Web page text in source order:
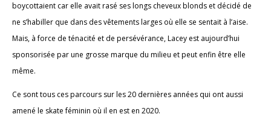
boycottaient car elle avait rasé ses longs cheveux blonds et décidé de
ne s’habiller que dans des vêtements larges où elle se sentait à l’aise.
Mais, à force de ténacité et de persévérance, Lacey est aujourd’hui
sponsorisée par une grosse marque du milieu et peut enfin être elle
même.
Ce sont tous ces parcours sur les 20 dernières années qui ont aussi
amené le skate féminin où il en est en 2020.